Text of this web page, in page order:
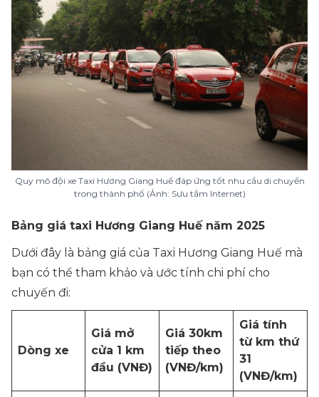
Quy mô đội xe Taxi Hương Giang Huế đáp ứng tốt nhu cầu di chuyển
trong thành phố (Ảnh: Sưu tầm Internet)
Bảng giá taxi Hương Giang Huế năm 2025
Dưới đây là bảng giá của Taxi Hương Giang Huế mà
bạn có thể tham khảo và ước tính chi phí cho
chuyến đi:
Dòng xe
Giá mở
cửa 1 km
đầu (VNĐ)
Giá 30km
tiếp theo
(VNĐ/km)
Giá tính
từ km thứ
31
(VNĐ/km)